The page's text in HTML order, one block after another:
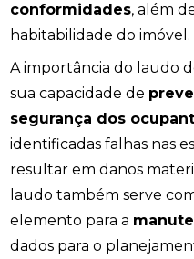
conformidades, além
habitabilidade do imóvel.
A importância do laudo
sua capacidade de
segurança dos
identificadas falhas nas
resultar em danos
laudo também serve
elemento para a
dados para o